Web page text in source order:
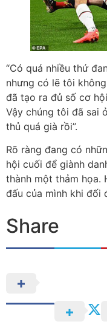
“Có quá nhiều thứ
nhưng có lẽ tôi
đã tạo ra đủ số cơ
Vậy chúng tôi đã sai
thủ quá già rồi”.
Rõ ràng đang có
hội cuối để giành
thành một thảm họa.
đấu của mình khi đối
Share